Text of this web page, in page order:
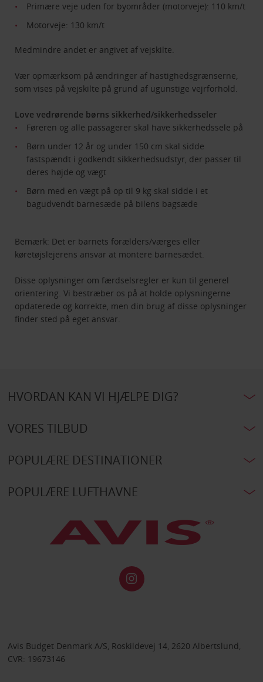
Primære veje uden for byområder (motorveje): 110 km/t
Motorveje: 130 km/t
Medmindre andet er angivet af vejskilte.
Vær opmærksom på ændringer af hastighedsgrænserne,
som vises på vejskilte på grund af ugunstige vejrforhold.
Love vedrørende børns sikkerhed/sikkerhedsseler
Føreren og alle passagerer skal have sikkerhedssele på
Børn under 12 år og under 150 cm skal sidde
fastspændt i godkendt sikkerhedsudstyr, der passer til
deres højde og vægt
Børn med en vægt på op til 9 kg skal sidde i et
bagudvendt barnesæde på bilens bagsæde
Bemærk: Det er barnets forælders/værges eller
køretøjslejerens ansvar at montere barnesædet.
Disse oplysninger om færdselsregler er kun til generel
orientering. Vi bestræber os på at holde oplysningerne
opdaterede og korrekte, men din brug af disse oplysninger
finder sted på eget ansvar.
HVORDAN KAN VI HJÆLPE DIG?
VORES TILBUD
POPULÆRE DESTINATIONER
POPULÆRE LUFTHAVNE
Avis Budget Denmark A/S, Roskildevej 14, 2620 Albertslund,
CVR: 19673146